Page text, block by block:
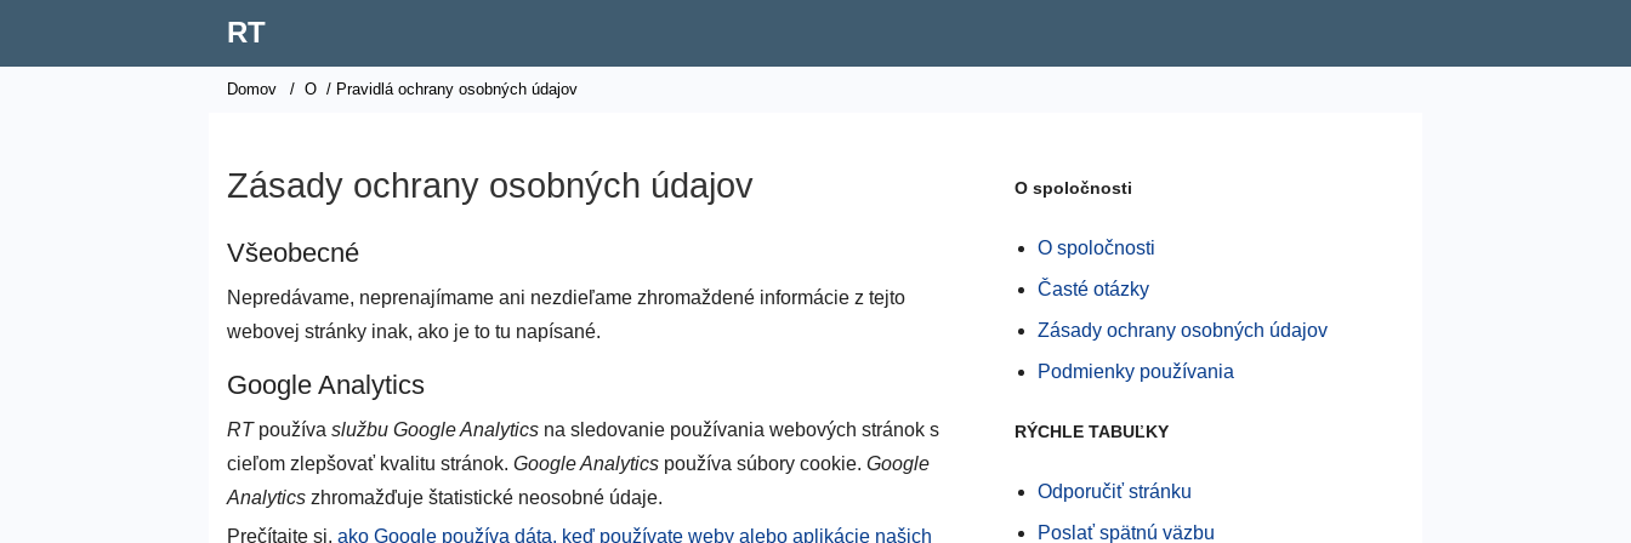
RT
Domov / O / Pravidlá ochrany osobných údajov
Zásady ochrany osobných údajov
Všeobecné
Nepredávame, neprenajímame ani nezdieľame zhromaždené informácie z tejto
webovej stránky inak, ako je to tu napísané.
Google Analytics
RTpoužíva službu Google Analytics na sledovanie používania webových stránok s
cieľom zlepšovať kvalitu stránok. Google Analytics používa súbory cookie. Google
Analytics zhromažďuje štatistické neosobné údaje.
Prečítajte si, ako Google používa dáta, keď používate weby alebo aplikácie našich
O spoločnosti
O spoločnosti
Časté otázky
Zásady ochrany osobných údajov
Podmienky používania
RÝCHLE TABUĽKY
Odporučiť stránku
Poslať spätnú väzbu